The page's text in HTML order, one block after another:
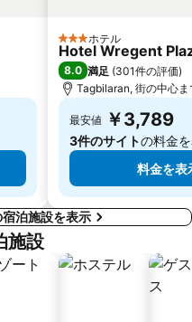
3 ホテルのランク
ホテル
Hotel Wregent
8.0 満足 (301件の評価)
Tagbilaran, 街の中心
最安値 ￥3,789
3件のサイトの料金
料金を表
泊施設を表示
施設